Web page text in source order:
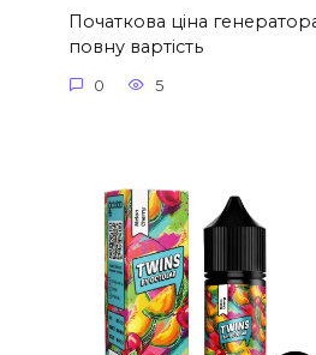
Початкова ціна
повну вартість
0 5